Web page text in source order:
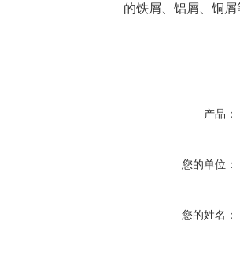
的铁屑、铝屑、铜
产品：
您的单位：
您的姓名：